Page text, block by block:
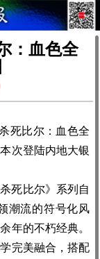
：血色全
死比尔：血色全
次登陆内地大银
死比尔》系列自
潮流的符号化风
年的不朽经典。
完美融合，搭配